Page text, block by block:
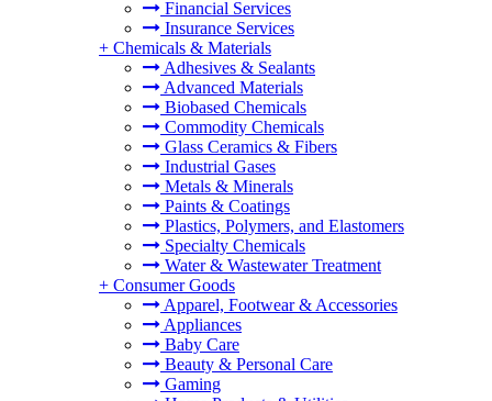
Financial Services
Insurance Services
+ Chemicals & Materials
Adhesives & Sealants
Advanced Materials
Biobased Chemicals
Commodity Chemicals
Glass Ceramics & Fibers
Industrial Gases
Metals & Minerals
Paints & Coatings
Plastics, Polymers, and Elastomers
Specialty Chemicals
Water & Wastewater Treatment
+ Consumer Goods
Apparel, Footwear & Accessories
Appliances
Baby Care
Beauty & Personal Care
Gaming